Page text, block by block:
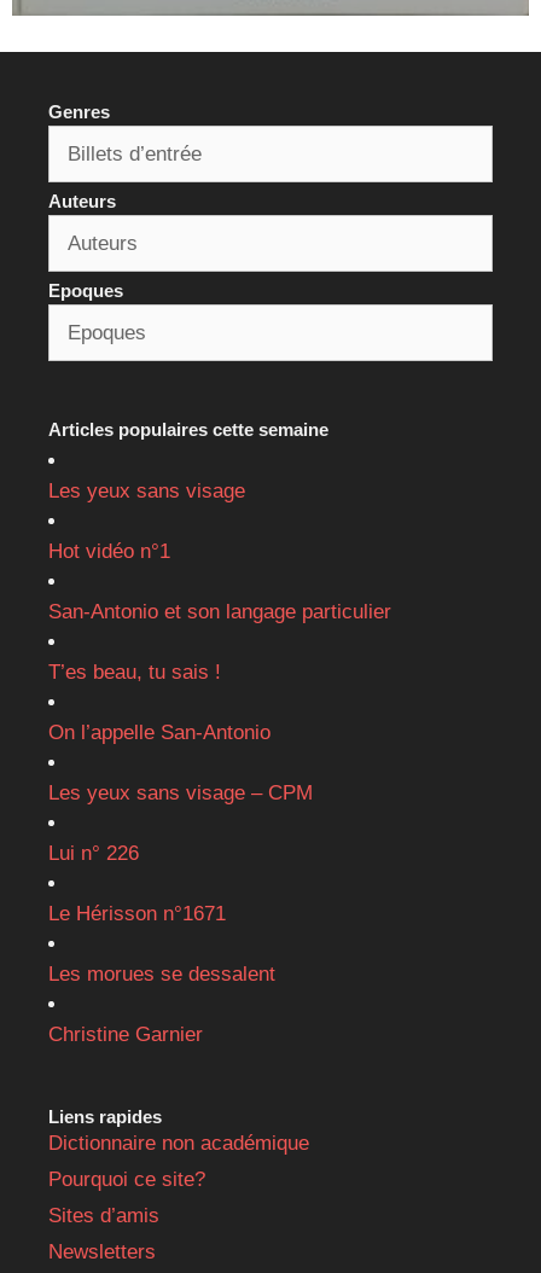
Genres
Auteurs
Epoques
Articles populaires cette semaine
Les yeux sans visage
Hot vidéo n°1
San-Antonio et son langage particulier
T’es beau, tu sais !
On l’appelle San-Antonio
Les yeux sans visage – CPM
Lui n° 226
Le Hérisson n°1671
Les morues se dessalent
Christine Garnier
Liens rapides
Dictionnaire non académique
Pourquoi ce site?
Sites d’amis
Newsletters